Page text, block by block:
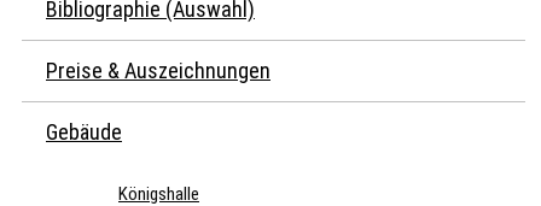
Bibliographie (Auswahl)
Preise & Auszeichnungen
Gebäude
Königshalle